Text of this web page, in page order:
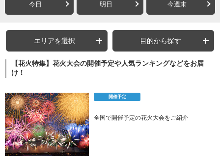
今日 明日 今週末
エリアを選択 目的から探す
【花火特集】花火大会の開催予定や人気ランキングなどをお届
け！
開催予定
全国で開催予定の花火大会をご紹介